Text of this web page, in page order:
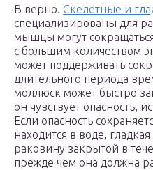
В верно. Скелетные и
специализированы для
мышцы могут
с большим количеством
может поддерживать
длительного периода
моллюск может быстро
он чувствует опасность,
Если опасность
находится в воде,
раковину закрытой в
прежде чем она должна